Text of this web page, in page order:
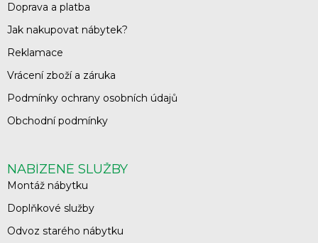
Doprava a platba
Jak nakupovat nábytek?
Reklamace
Vrácení zboží a záruka
Podmínky ochrany osobních údajů
Obchodní podmínky
NABÍZENÉ SLUŽBY
Montáž nábytku
Doplňkové služby
Odvoz starého nábytku